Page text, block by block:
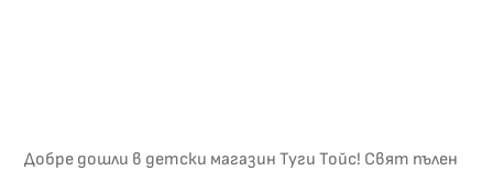
Добре дошли в детски магазин Туги Тойс! Свят пълен